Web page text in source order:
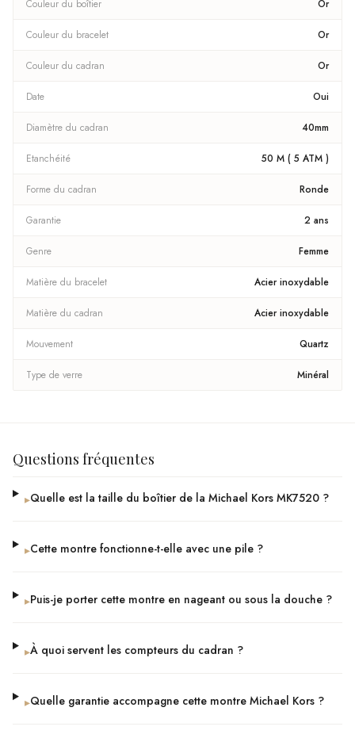
Couleur du boîtier Or
Couleur du bracelet Or
Couleur du cadran Or
Date Oui
Diamètre du cadran 40mm
Etanchéité 50 M ( 5 ATM )
Forme du cadran Ronde
Garantie 2 ans
Genre Femme
Matière du bracelet Acier inoxydable
Matière du cadran Acier inoxydable
Mouvement Quartz
Type de verre Minéral
Questions fréquentes
▸Quelle est la taille du boîtier de la Michael Kors MK7520 ?
▸Cette montre fonctionne-t-elle avec une pile ?
▸Puis-je porter cette montre en nageant ou sous la douche ?
▸À quoi servent les compteurs du cadran ?
▸Quelle garantie accompagne cette montre Michael Kors ?